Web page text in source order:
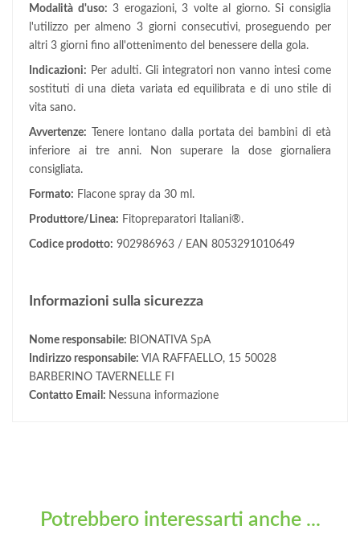
Modalità d'uso: 3 erogazioni, 3 volte al giorno. Si consiglia
l'utilizzo per almeno 3 giorni consecutivi, proseguendo per
altri 3 giorni fino all'ottenimento del benessere della gola.
Indicazioni: Per adulti. Gli integratori non vanno intesi come
sostituti di una dieta variata ed equilibrata e di uno stile di
vita sano.
Avvertenze: Tenere lontano dalla portata dei bambini di età
inferiore ai tre anni. Non superare la dose giornaliera
consigliata.
Formato: Flacone spray da 30 ml.
Produttore/Linea: Fitopreparatori Italiani®.
Codice prodotto: 902986963 / EAN 8053291010649
Informazioni sulla sicurezza
Nome responsabile: BIONATIVA SpA
Indirizzo responsabile: VIA RAFFAELLO, 15 50028
BARBERINO TAVERNELLE FI
Contatto Email: Nessuna informazione
Potrebbero interessarti anche ...